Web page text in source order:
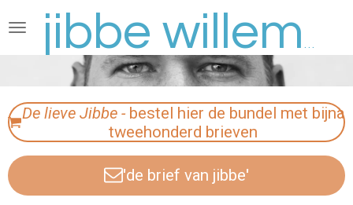
direct
De lieve Jibbe - bestel hier de bundel met bijna
tweehonderd brieven
'de brief van jibbe'